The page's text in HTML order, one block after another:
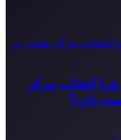
انتخاب مرکز
دارد؟